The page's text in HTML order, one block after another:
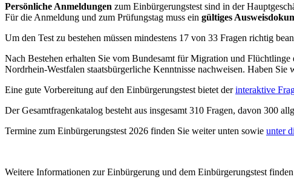
Persönliche Anmeldungen zum Einbürgerungstest sind in der
Für die Anmeldung und zum Prüfungstag muss ein gültiges
Um den Test zu bestehen müssen mindestens 17 von 33 Fragen richtig
Nach Bestehen erhalten Sie vom Bundesamt für Migration und
Nordrhein-Westfalen staatsbürgerliche Kenntnisse nachweisen. Haben
Eine gute Vorbereitung auf den Einbürgerungstest bietet derinteraktive
Der Gesamtfragenkatalog besteht aus insgesamt 310 Fragen, davon 300
Termine zum Einbürgerungstest 2026 finden Sie weiter unten sowie unter
Weitere Informationen zur Einbürgerung und dem Einbürgerungstest